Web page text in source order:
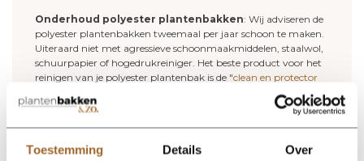
Toestemming Details Over
Onderhoud polyester plantenbakken: Wij adviseren de
polyester plantenbakken tweemaal per jaar schoon te maken.
Uiteraard niet met agressieve schoonmaakmiddelen, staalwol,
schuurpapier of hogedrukreiniger. Het beste product voor het
reinigen van je polyester plantenbak is de "clean en protector
". Dit middel reinigt je polyester plantenbak en geeft je
plantenbak een nieuwe beschermlaag.
onderstaande RAL kleuren